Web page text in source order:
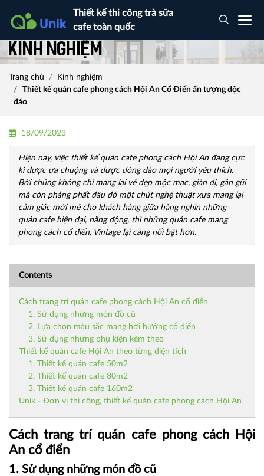
Thiết kế thi công trà sữa
cafe toàn quốc
Kinh nghiệm
Trang chủ
Kinh nghiệm
Thiết kế quán cafe phong cách Hội An Cổ Điển ấn tượng độc
đáo
18/09/2023
Hiện nay, việc thiết kế quán cafe phong cách Hội An đang cực
kì được ưa chuộng và được đông đảo mọi người yêu thích.
Bởi chúng không chỉ mang lại vẻ đẹp mộc mạc, giản dị, gần gũi
mà còn phảng phất đâu đó một chút nghệ thuật xưa mang lại
cảm giác mới mẻ cho khách hàng giữa hàng nghìn những
quán cafe hiện đại, năng động, thì những quán cafe mang
phong cách cổ điển, Vintage lại càng nổi bật hơn.
Contents
Cách trang trí quán cafe phong cách Hội An cổ điển
1. Sử dụng những món đồ cũ
2. Lựa chọn màu sắc mang hơi hướng cổ điển
3. Sử dụng những phụ kiện kèm theo
Thiết kế quán cafe Hội An theo từng diện tích
1. Thiết kế quán cafe 50m2
2. Thiết kế quán cafe 80m2
3. Thiết kế quán cafe 160m2
Unik - Đơn vị thi công, thiết kế quán cafe phong cách Hội An
Cách trang trí quán cafe phong cách Hội
An cổ điển
1. Sử dụng những món đồ cũ